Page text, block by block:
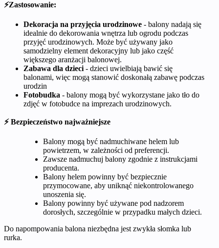
⚡Zastosowanie:
Dekoracja na przyjęcia urodzinowe - balony nadają się
idealnie do dekorowania wnętrza lub ogrodu podczas
przyjęć urodzinowych. Może być używany jako
samodzielny element dekoracyjny lub jako część
większego aranżacji balonowej.
Zabawa dla dzieci - dzieci uwielbiają bawić się
balonami, więc mogą stanowić doskonałą zabawę podczas
urodzin
Fotobudka - balony mogą być wykorzystane jako tło do
zdjęć w fotobudce na imprezach urodzinowych.
⚡ Bezpieczeństwo najważniejsze
Balony mogą być nadmuchiwane helem lub
powietrzem, w zależności od preferencji.
Zawsze nadmuchuj balony zgodnie z instrukcjami
producenta.
Balony helem powinny być bezpiecznie
przymocowane, aby uniknąć niekontrolowanego
unoszenia się.
Balony powinny być używane pod nadzorem
dorosłych, szczególnie w przypadku małych dzieci.
Do napompowania balona niezbędna jest zwykła słomka lub
rurka.